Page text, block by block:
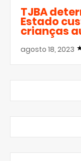
TJBA
Estado
crianças
agosto 18, 2023